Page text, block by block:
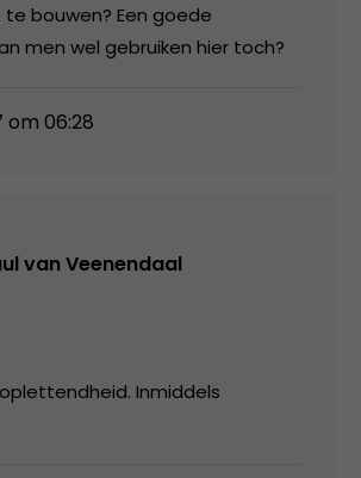
bouwen? Een goede
men wel gebruiken hier toch?
om 06:28
van Veenendaal
Inmiddels